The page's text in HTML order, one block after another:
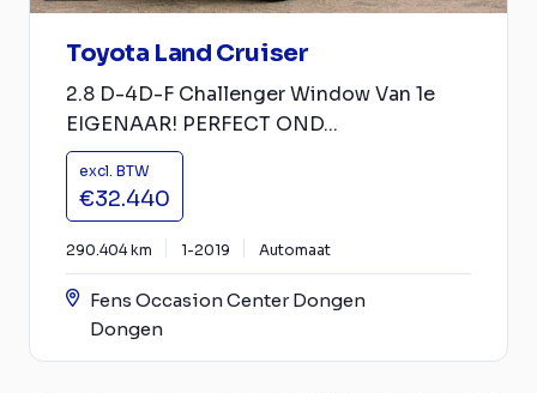
Toyota Land Cruiser
2.8 D-4D-F Challenger Window Van 1e
EIGENAAR! PERFECT OND...
excl. BTW
€32.440
290.404 km 1-2019 Automaat
Fens Occasion Center Dongen
Dongen